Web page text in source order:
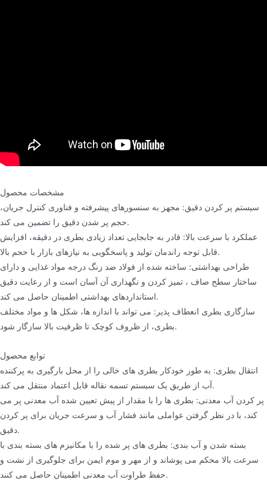
مشخصات محصول
سیستم پر کردن دقیق: مجهز به سنسورهای پیشرفته و فناوری کنترل جریان،
حجم پر شدن دقیق را تضمین می کند.
عملکرد با سرعت بالا: قادر به جابجایی تعداد زیادی بطری در دقیقه، افزایش
قابل توجه راندمان تولید و پاسخگویی به نیازهای بازار با حجم بالا.
طراحی بهداشتی: ساخته شده از فولاد ضد زنگ درجه مواد غذایی و دارای
ساختار سطح صاف ، تمیز کردن و نگهداری آن آسان است و از رعایت دقیق
استانداردهای بهداشتی اطمینان حاصل می کند.
سازگاری بطری انعطاف پذیر: می تواند با اندازه ها، شکل ها و مواد مختلف
بطری، از ظروف کوچک تا ظرفیت بالا سازگار شود.
توابع محصول
انتقال بطری: به طور خودکار بطری های خالی را از محل بارگیری به پرکننده
آب از طریق یک سیستم تسمه نقاله قابل اعتماد منتقل می کند.
پر کردن آب معدنی: بطری ها را با مقدار از پیش تعیین شده آب معدنی پر می
کند، با در نظر گرفتن عواملی مانند فشار آب و سرعت جریان برای پر کردن
دقیق.
بسته شدن و آب بندی: بطری های پر شده را با مکانیزم های بسته بندی با
سرعت بالا محکم می پوشاند و از مهر و موم ایمن برای جلوگیری از نشت و
حفظ طراوت آب معدنی اطمینان حاصل می کنند.